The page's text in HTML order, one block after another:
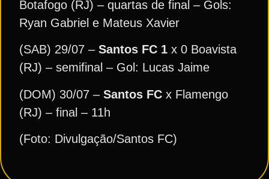
Botafogo (RJ) – quartas de final – Gols:
Ryan Gabriel e Mateus Xavier
(SAB) 29/07 – Santos FC 1 x 0 Boavista
(RJ) – semifinal – Gol: Lucas Jaime
(DOM) 30/07 – Santos FC x Flamengo
(RJ) – final – 11h
(Foto: Divulgação/Santos FC)